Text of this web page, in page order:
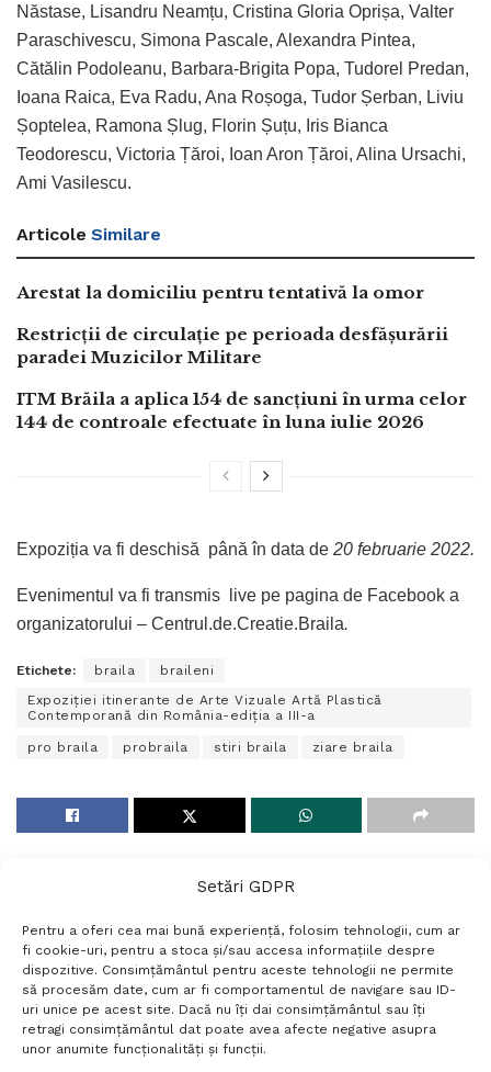
Setări GDPR
Pentru a oferi cea mai bună experiență, folosim tehnologii, cum ar
fi cookie-uri, pentru a stoca și/sau accesa informațiile despre
dispozitive. Consimțământul pentru aceste tehnologii ne permite
să procesăm date, cum ar fi comportamentul de navigare sau ID-
uri unice pe acest site. Dacă nu îți dai consimțământul sau îți
retragi consimțământul dat poate avea afecte negative asupra
unor anumite funcționalități și funcții.
Năstase, Lisandru Neamțu, Cristina Gloria Oprișa, Valter
Paraschivescu, Simona Pascale, Alexandra Pintea,
Cătălin Podoleanu, Barbara-Brigita Popa, Tudorel Predan,
Ioana Raica, Eva Radu, Ana Roșoga, Tudor Șerban, Liviu
Șoptelea, Ramona Șlug, Florin Șuțu, Iris Bianca
Teodorescu, Victoria Țăroi, Ioan Aron Țăroi, Alina Ursachi,
Ami Vasilescu.
Articole Similare
Arestat la domiciliu pentru tentativă la omor
Restricții de circulație pe perioada desfășurării
paradei Muzicilor Militare
ITM Brăila a aplica 154 de sancțiuni în urma celor
144 de controale efectuate în luna iulie 2026
Expoziția va fi deschisă până în data de 20 februarie 2022.
Evenimentul va fi transmis live pe pagina de Facebook a
organizatorului – Centrul.de.Creatie.Braila.
Etichete: braila
braileni
Expoziției itinerante de Arte Vizuale Artă Plastică
Contemporană din România-ediția a III-a
pro braila probraila stiri braila ziare braila
Termeni si conditii
Politică de confidențialitate
Politica cookies
Setări GDPR